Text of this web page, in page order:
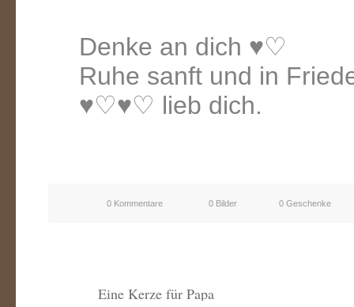
Denke an dich ♥♡
Ruhe sanft und in
♥♡♥♡ lieb dich.
0 Kommentare 0 Bilder 0 Geschenke
Eine Kerze für Papa